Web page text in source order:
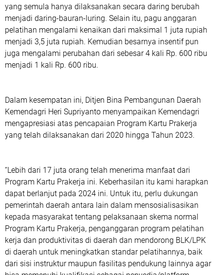
yang semula hanya dilaksanakan secara daring berubah
menjadi daring-bauran-luring. Selain itu, pagu anggaran
pelatihan mengalami kenaikan dari maksimal 1 juta rupiah
menjadi 3,5 juta rupiah. Kemudian besarnya insentif pun
juga mengalami perubahan dari sebesar 4 kali Rp. 600 ribu
menjadi 1 kali Rp. 600 ribu.
Dalam kesempatan ini, Ditjen Bina Pembangunan Daerah
Kemendagri Heri Supriyanto menyampaikan Kemendagri
mengapresiasi atas pencapaian Program Kartu Prakerja
yang telah dilaksanakan dari 2020 hingga Tahun 2023.
“Lebih dari 17 juta orang telah menerima manfaat dari
Program Kartu Prakerja ini. Keberhasilan itu kami harapkan
dapat berlanjut pada 2024 ini. Untuk itu, perlu dukungan
pemerintah daerah antara lain dalam mensosialisasikan
kepada masyarakat tentang pelaksanaan skema normal
Program Kartu Prakerja, penganggaran program pelatihan
kerja dan produktivitas di daerah dan mendorong BLK/LPK
di daerah untuk meningkatkan standar pelatihannya, baik
dari sisi instruktur maupun fasilitas pendukung lainnya agar